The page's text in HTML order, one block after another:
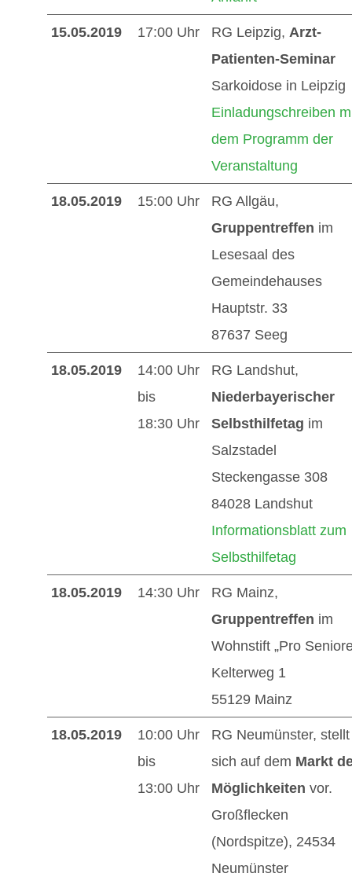
15.05.2019 17:00 Uhr RG Leipzig, Arzt-
Patienten-Seminar
Sarkoidose in Leipzig
Einladungschreiben
dem Programm der
Veranstaltung
18.05.2019 15:00 Uhr
RG Allgäu,
Gruppentreffen im
Lesesaal des
Gemeindehauses
Hauptstr. 33
87637 Seeg
18.05.2019
14:00 Uhr
bis
18:30 Uhr
RG Landshut,
Niederbayerischer
Selbsthilfetag im
Salzstadel
Steckengasse 308
84028 Landshut
Informationsblatt zum
Selbsthilfetag
18.05.2019 14:30 Uhr
RG Mainz,
Gruppentreffen im
Wohnstift „Pro
Kelterweg 1
55129 Mainz
18.05.2019
10:00 Uhr
bis
13:00 Uhr
RG Neumünster, stellt
sich auf dem Markt
Möglichkeiten vor.
Großflecken
(Nordspitze), 24534
Neumünster